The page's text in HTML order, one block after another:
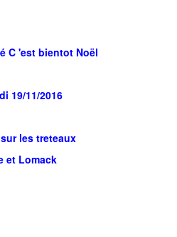
C 'est bientot Noël
19/11/2016
les treteaux
et Lomack